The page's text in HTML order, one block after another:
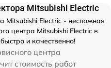
Mitsubishi Electric
Mitsubishi Electric - несложная
центра Mitsubishi Electric в
и качественно!
центра
стоимость работ